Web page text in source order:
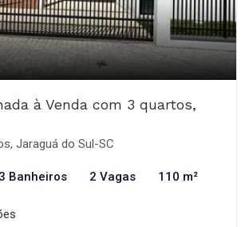
à Venda com 3 quartos,
Jaraguá do Sul-SC
3 Banheiros 2 Vagas 110 m²